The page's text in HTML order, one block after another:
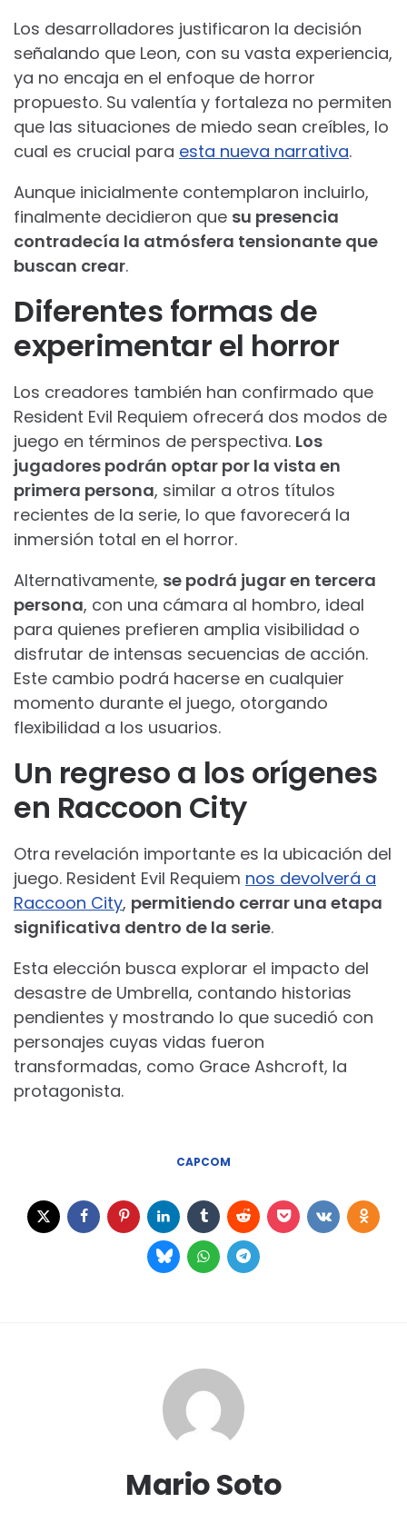
Los desarrolladores justificaron la decisión
señalando que Leon, con su vasta experiencia,
ya no encaja en el enfoque de horror
propuesto. Su valentía y fortaleza no permiten
que las situaciones de miedo sean creíbles, lo
cual es crucial para esta nueva narrativa.
Aunque inicialmente contemplaron incluirlo,
finalmente decidieron que su presencia
contradecía la atmósfera tensionante que
buscan crear.
Diferentes formas de
experimentar el horror
Los creadores también han confirmado que
Resident Evil Requiem ofrecerá dos modos de
juego en términos de perspectiva. Los
jugadores podrán optar por la vista en
primera persona, similar a otros títulos
recientes de la serie, lo que favorecerá la
inmersión total en el horror.
Alternativamente, se podrá jugar en tercera
persona, con una cámara al hombro, ideal
para quienes prefieren amplia visibilidad o
disfrutar de intensas secuencias de acción.
Este cambio podrá hacerse en cualquier
momento durante el juego, otorgando
flexibilidad a los usuarios.
Un regreso a los orígenes
en Raccoon City
Otra revelación importante es la ubicación del
juego. Resident Evil Requiem nos devolverá a
Raccoon City, permitiendo cerrar una etapa
significativa dentro de la serie.
Esta elección busca explorar el impacto del
desastre de Umbrella, contando historias
pendientes y mostrando lo que sucedió con
personajes cuyas vidas fueron
transformadas, como Grace Ashcroft, la
protagonista.
CAPCOM
Mario Soto